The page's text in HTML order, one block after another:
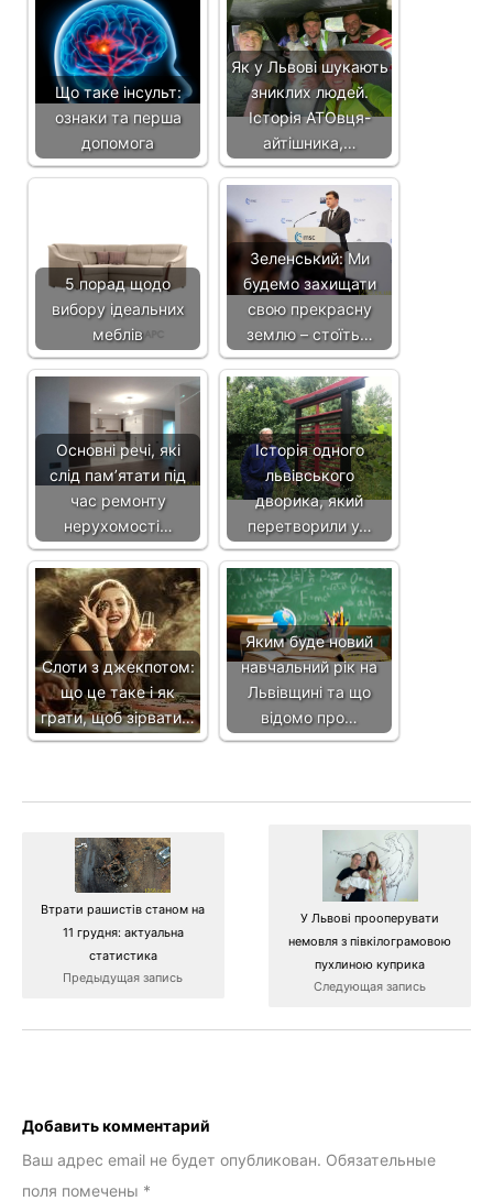
Що таке інсульт:
ознаки та перша
допомога
Як у Львові шукають
зниклих людей.
Історія АТОвця-
айтішника,…
5 порад щодо
вибору ідеальних
меблів
Зеленський: Ми
будемо захищати
свою прекрасну
землю – стоїть…
Основні речі, які
слід пам’ятати під
час ремонту
нерухомості…
Історія одного
львівського
дворика, який
перетворили у…
Слоти з джекпотом:
що це таке і як
грати, щоб зірвати…
Яким буде новий
навчальний рік на
Львівщині та що
відомо про…
Втрати рашистів станом на
11 грудня: актуальна
статистика
Предыдущая запись
У Львові прооперувати
немовля з півкілограмовою
пухлиною куприка
Следующая запись
Добавить комментарий
Ваш адрес email не будет опубликован. Обязательные
поля помечены *